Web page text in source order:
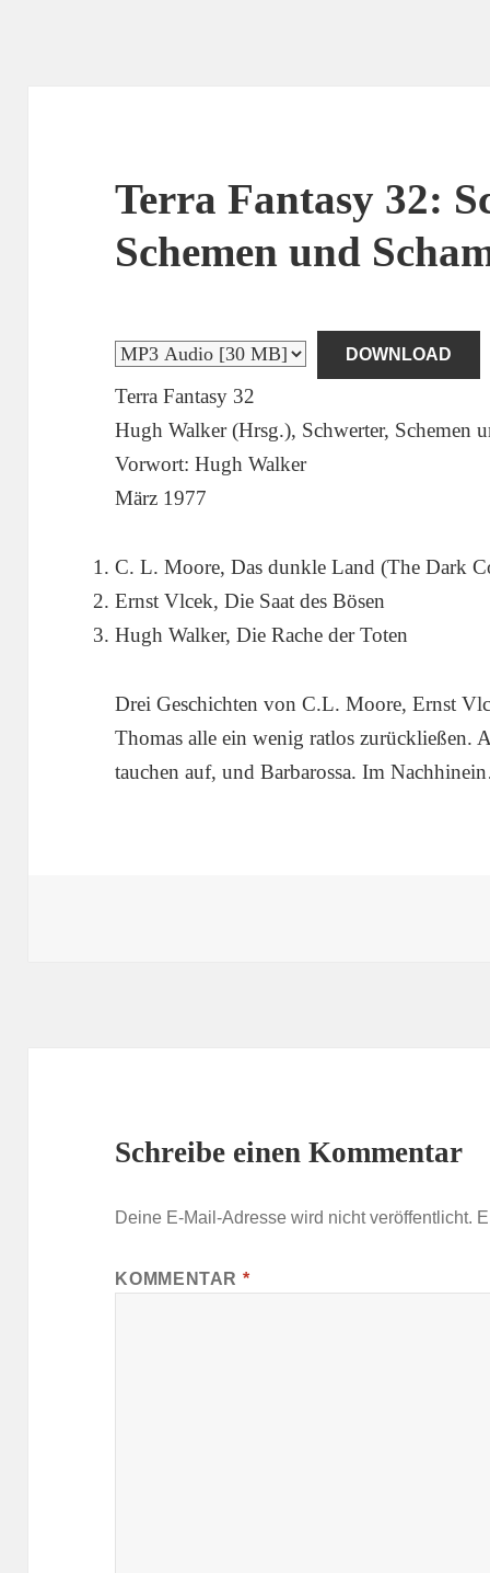
Terra Fantasy 32:
Schemen und
DOWNLOAD
Terra Fantasy 32
Hugh Walker (Hrsg.), Schwerter, Schemen
Vorwort: Hugh Walker
März 1977
C. L. Moore, Das dunkle Land (The Dark
Ernst Vlcek, Die Saat des Bösen
Hugh Walker, Die Rache der Toten
Drei Geschichten von C.L. Moore, Ernst
Thomas alle ein wenig ratlos zurückließen.
tauchen auf, und Barbarossa. Im
Schreibe einen Kommentar
Deine E-Mail-Adresse wird nicht veröffentlicht.
KOMMENTAR *